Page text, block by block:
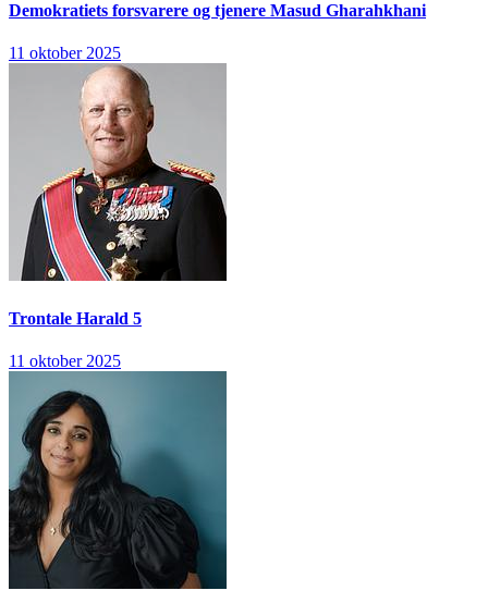
Demokratiets forsvarere og tjenere Masud Gharahkhani
11 oktober 2025
Trontale Harald 5
11 oktober 2025